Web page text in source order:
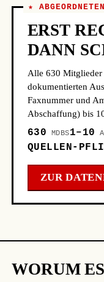
★
ERST
DANN
Alle 630 Mitglieder
dokumentierten
Faxnummer und
Abschaffung) bis
630 MDBS1–10
QUELLEN-
ZUR
WORUM